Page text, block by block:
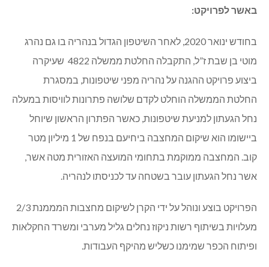
באשר לפרויקט:
בחודש ינואר 2020, לאחר השיטפון הגדול בנהריה בו גם נהרג
מוטי בן שבת ז”ל, התקבלה החלטת ממשלה 4822 שעיקרה
ביצוע פרויקט ההגנה על נהריה מפני שיטפונות, במסגרת
החלטת הממשלה הוחלט לקדם שלושה פתרונות לוויסות במעלה
נחל הגעתון למניעת שיטפונות, כאשר הפתרון הראשון שיוחל
ביישומו הוא שיקום המחצבה ביחיעם בנפח של 1 מיליון מטר
קוב. המחצבה ממוקמת בתחומי המועצה האזורית מטה אשר,
אשר נחל הגעתון עובר בשטחה עד לכניסתו לנהריה.
הפרויקט בוצע ונוהל על ידי הקרן לשיקום מחצבות המממנת 2/3
מעלויות בשיתוף רשות ניקוז נחלים גליל מערבי ומשרד החקלאות
ופיתוח הכפר שמימנו כשליש מהיקף העבודות.